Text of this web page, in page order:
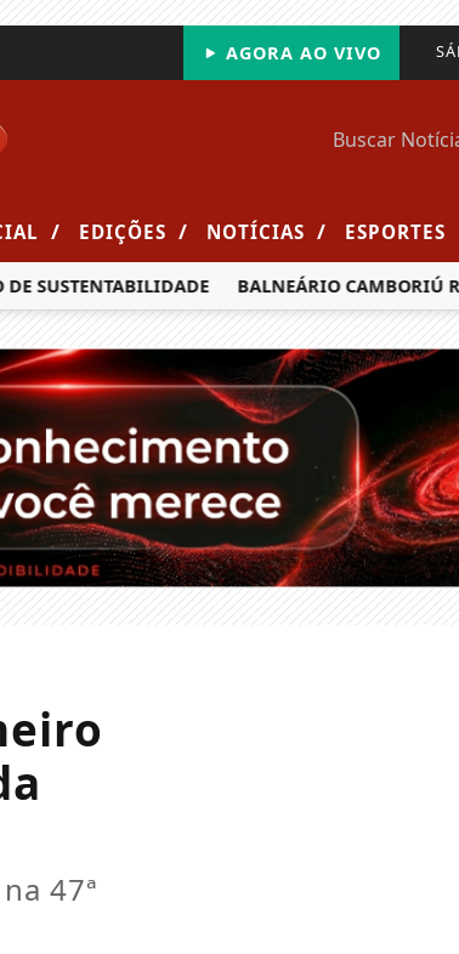
AGORA AO VIVO
/ EDIÇÕES / NOTÍCIAS / ESPORTES
BALNEÁRIO CAMBORIÚ
47ª